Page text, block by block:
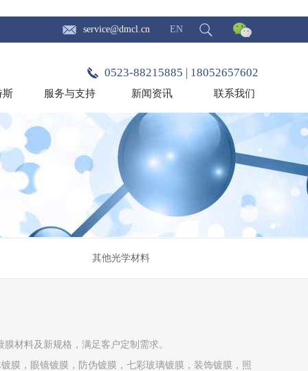
service@dmcl.cn EN
0523-88215885 | 18052657602
斯 服务与支持 新闻资讯 联系我们
其他光学材料
材料及新规格，满足客户定制需求。
膜，眼镜镀膜，防伪镀膜，七彩玻璃镀膜，装饰镀膜，照